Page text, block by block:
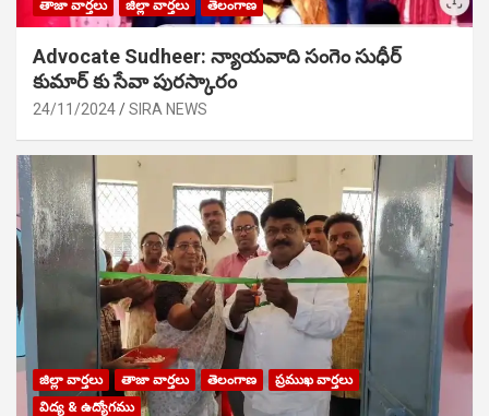
తాజా వార్తలు జిల్లా వార్తలు తెలంగాణ
Advocate Sudheer: న్యాయవాది సంగెం సుధీర్
కుమార్ కు సేవా పురస్కారం
24/11/2024 SIRA NEWS
జిల్లా వార్తలు తాజా వార్తలు తెలంగాణ
ప్రముఖ వార్తలు
విద్య & ఉద్యోగము